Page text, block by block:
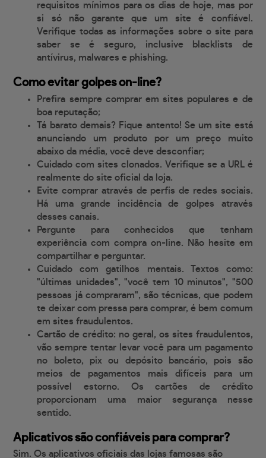
requisitos mínimos para os dias de hoje, mas por
si só não garante que um site é confiável.
Verifique todas as informações sobre o site para
saber se é seguro, inclusive blacklists de
antívirus, malwares e phishing.
Como evitar golpes on-line?
Prefira sempre comprar em sites populares e de
boa reputação;
Tá barato demais? Fique antento! Se um site está
anunciando um produto por um preço muito
abaixo da média, você deve desconfiar;
Cuidado com sites clonados. Verifique se a URL é
realmente do site oficial da loja.
Evite comprar através de perfis de redes sociais.
Há uma grande incidência de golpes através
desses canais.
Pergunte para conhecidos que tenham
experiência com compra on-line. Não hesite em
compartilhar e perguntar.
Cuidado com gatilhos mentais. Textos como:
"últimas unidades", "você tem 10 minutos", "500
pessoas já compraram", são técnicas, que podem
te deixar com pressa para comprar, é bem comum
em sites fraudulentos.
Cartão de crédito: no geral, os sites fraudulentos,
vão sempre tentar levar você para um pagamento
no boleto, pix ou depósito bancário, pois são
meios de pagamentos mais difíceis para um
possível estorno. Os cartões de crédito
proporcionam uma maior segurança nesse
sentido.
Aplicativos são confiáveis para comprar?
Sim. Os aplicativos oficiais das lojas famosas são